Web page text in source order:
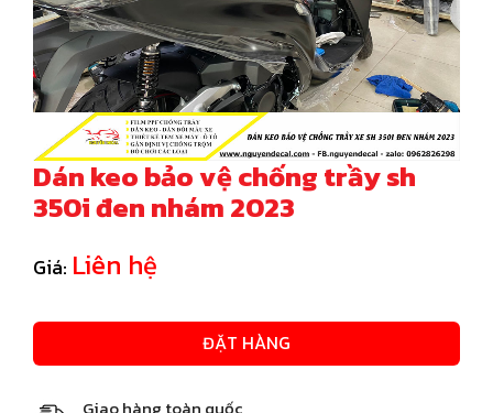
Dán keo bảo vệ chống trầy sh
350i đen nhám 2023
Giá: Liên hệ
ĐẶT HÀNG